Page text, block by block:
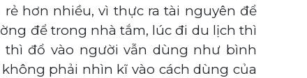
hơn nhiều, vì thực ra tài nguyên để
để trong nhà tắm, lúc đi du lịch thì
thì đổ vào người vẫn dùng như bình
phải nhìn kĩ vào cách dùng của